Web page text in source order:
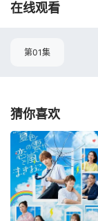
在线观看
第01集
猜你喜欢